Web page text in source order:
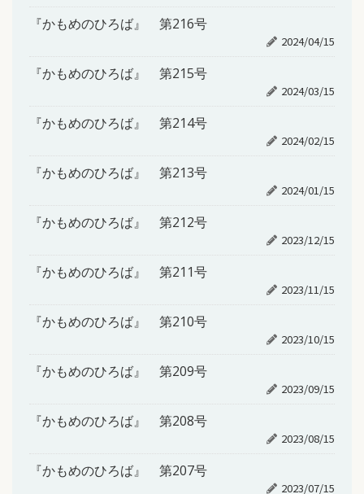
『かもめのひろば』 第216号
2024/04/15
『かもめのひろば』 第215号
2024/03/15
『かもめのひろば』 第214号
2024/02/15
『かもめのひろば』 第213号
2024/01/15
『かもめのひろば』 第212号
2023/12/15
『かもめのひろば』 第211号
2023/11/15
『かもめのひろば』 第210号
2023/10/15
『かもめのひろば』 第209号
2023/09/15
『かもめのひろば』 第208号
2023/08/15
『かもめのひろば』 第207号
2023/07/15